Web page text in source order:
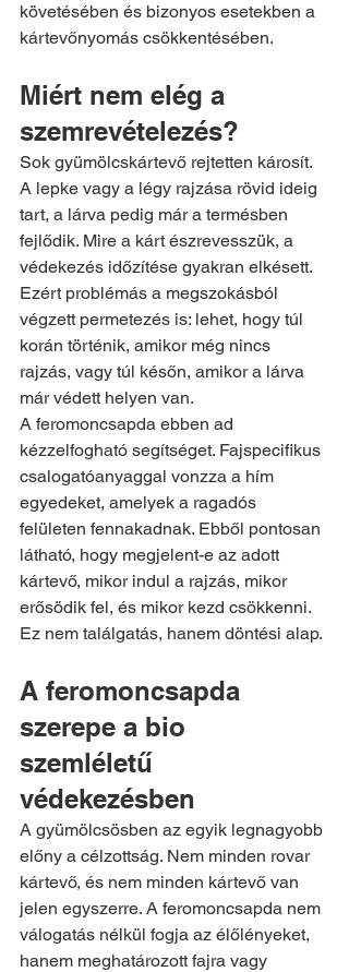
követésében és bizonyos esetekben a
kártevőnyomás csökkentésében.
Miért nem elég a
szemrevételezés?
Sok gyümölcskártevő rejtetten károsít.
A lepke vagy a légy rajzása rövid ideig
tart, a lárva pedig már a termésben
fejlődik. Mire a kárt észrevesszük, a
védekezés időzítése gyakran elkésett.
Ezért problémás a megszokásból
végzett permetezés is: lehet, hogy túl
korán történik, amikor még nincs
rajzás, vagy túl későn, amikor a lárva
már védett helyen van.
A feromoncsapda ebben ad
kézzelfogható segítséget. Fajspecifikus
csalogatóanyaggal vonzza a hím
egyedeket, amelyek a ragadós
felületen fennakadnak. Ebből pontosan
látható, hogy megjelent-e az adott
kártevő, mikor indul a rajzás, mikor
erősödik fel, és mikor kezd csökkenni.
Ez nem találgatás, hanem döntési alap.
A feromoncsapda
szerepe a bio
szemléletű
védekezésben
A gyümölcsösben az egyik legnagyobb
előny a célzottság. Nem minden rovar
kártevő, és nem minden kártevő van
jelen egyszerre. A feromoncsapda nem
válogatás nélkül fogja az élőlényeket,
hanem meghatározott fajra vagy